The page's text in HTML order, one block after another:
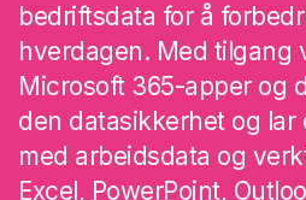
bedriftsdata for å
hverdagen. Med tilgang
Microsoft 365-apper og
den datasikkerhet og lar
med arbeidsdata og
Excel, PowerPoint,